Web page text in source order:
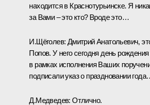
находится в Краснотурьинске. Я
за Вами – это кто? Вроде это…
И.Щёголев: Дмитрий Анатольевич,
Попов. У него сегодня день
в рамках исполнения Ваших
подписали указ о праздновании
Д.Медведев: Отлично.